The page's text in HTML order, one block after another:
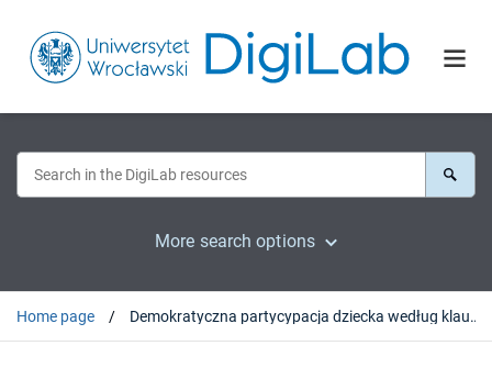
More search options
Home page Demokratyczna partycypacja dziecka według klauzuli "rozwoju zdolności" na przykładzie prawa do infomacji [!] publicznej